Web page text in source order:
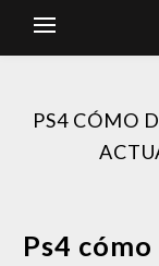
PS4 CÓMO
Ps4